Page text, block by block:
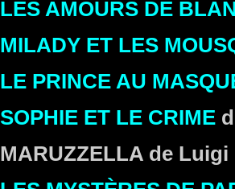
LES AMOURS DE
MILADY ET LES
LE PRINCE AU
SOPHIE ET LE CRIME
MARUZZELLA de Luigi